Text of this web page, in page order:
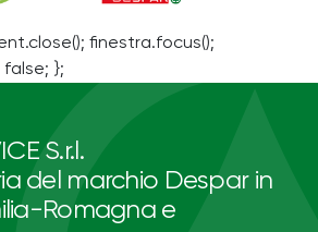
finestra.focus();
false; };
S.r.l.
del marchio Despar in
Romagna e